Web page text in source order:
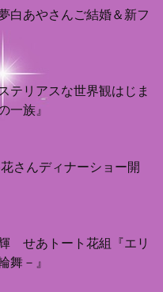
あやさんご結婚＆新フ
テリアスな世界観はじま
族』
さんディナーショー開
せあトート花組『エリ
舞－』